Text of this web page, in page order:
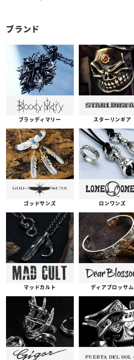
ブランド
ブラッディマリー スターリンギア
ゴッドサンズ ロンワンズ
マッドカルト ディアブロッサム